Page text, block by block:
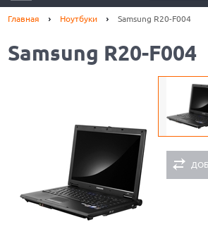
Главная Ноутбуки Samsung R20-F004
Samsung R20-F004